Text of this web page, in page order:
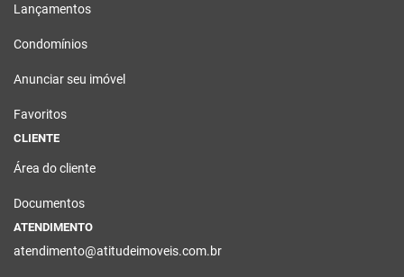
Lançamentos
Condomínios
Anunciar seu imóvel
Favoritos
CLIENTE
Área do cliente
Documentos
ATENDIMENTO
atendimento@atitudeimoveis.com.br